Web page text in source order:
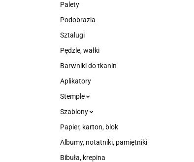
Palety
Podobrazia
Sztalugi
Pędzle, wałki
Barwniki do tkanin
Aplikatory
Stemple
Szablony
Papier, karton, blok
Albumy, notatniki, pamiętniki
Bibuła, krepina